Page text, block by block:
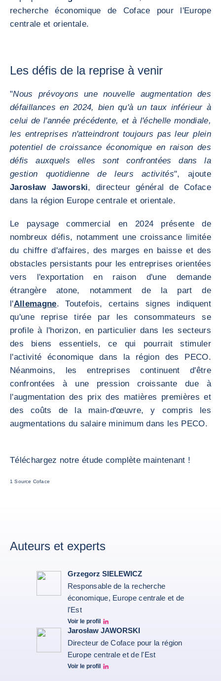
recherche économique de Coface pour l'Europe
centrale et orientale.
Les défis de la reprise à venir
"Nous prévoyons une nouvelle augmentation des
défaillances en 2024, bien qu'à un taux inférieur à
celui de l'année précédente, et à l'échelle mondiale,
les entreprises n'atteindront toujours pas leur plein
potentiel de croissance économique en raison des
défis auxquels elles sont confrontées dans la
gestion quotidienne de leurs activités", ajoute
Jarosław Jaworski, directeur général de Coface
dans la région Europe centrale et orientale.
Le paysage commercial en 2024 présente de
nombreux défis, notamment une croissance limitée
du chiffre d'affaires, des marges en baisse et des
obstacles persistants pour les entreprises orientées
vers l'exportation en raison d'une demande
étrangère atone, notamment de la part de
l'Allemagne. Toutefois, certains signes indiquent
qu'une reprise tirée par les consommateurs se
profile à l'horizon, en particulier dans les secteurs
des biens essentiels, ce qui pourrait stimuler
l'activité économique dans la région des PECO.
Néanmoins, les entreprises continuent d'être
confrontées à une pression croissante due à
l'augmentation des prix des matières premières et
des coûts de la main-d'œuvre, y compris les
augmentations du salaire minimum dans les PECO.
Téléchargez notre étude complète maintenant !
1 Source Coface
Auteurs et experts
Grzegorz SIELEWICZ
Responsable de la recherche
économique, Europe centrale et de
l'Est
Voir le profil
grzegorz-sielewicz linkedin
Jarosław JAWORSKI
Directeur de Coface pour la région
Europe centrale et de l'Est
Voir le profil
profil Linkedin Jarek